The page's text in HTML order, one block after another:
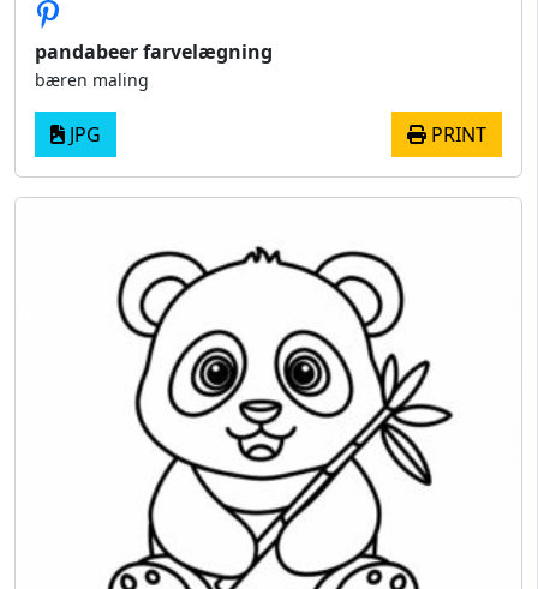
pandabeer farvelægning
bæren maling
JPG PRINT